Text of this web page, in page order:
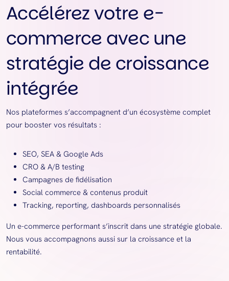
Accélérez votre e-
commerce avec une
stratégie de croissance
intégrée
Nos plateformes s’accompagnent d’un écosystème complet
pour booster vos résultats :
SEO, SEA & Google Ads
CRO & A/B testing
Campagnes de fidélisation
Social commerce & contenus produit
Tracking, reporting, dashboards personnalisés
Un e-commerce performant s’inscrit dans une stratégie globale.
Nous vous accompagnons aussi sur la croissance et la
rentabilité.